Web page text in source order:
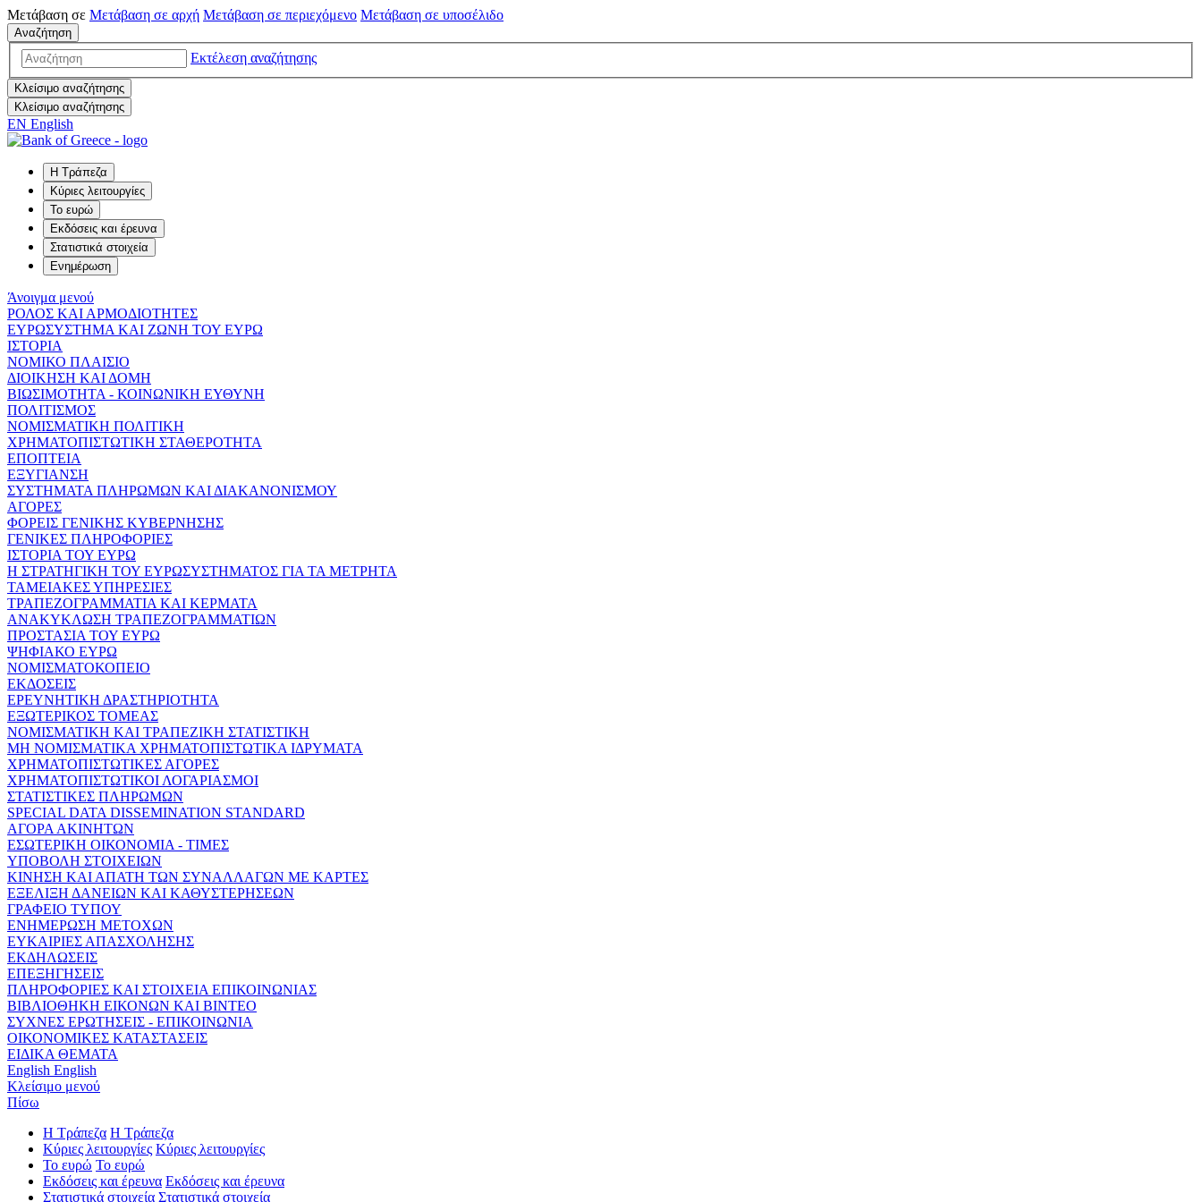
Μετάβαση σε Μετάβαση σε αρχή Μετάβαση σε περιεχόμενο Μετάβαση σε υποσέλιδο
Αναζήτηση
Εκτέλεση αναζήτησης
Κλείσιμο αναζήτησης
Κλείσιμο αναζήτησης
EN English
Η Τράπεζα
Κύριες λειτουργίες
Το ευρώ
Εκδόσεις και έρευνα
Στατιστικά στοιχεία
Ενημέρωση
Άνοιγμα μενού
ΡΟΛΟΣ ΚΑΙ ΑΡΜΟΔΙΟΤΗΤΕΣ
ΕΥΡΩΣΥΣΤΗΜΑ ΚΑΙ ΖΩΝΗ ΤΟΥ ΕΥΡΩ
ΙΣΤΟΡΙΑ
ΝΟΜΙΚΟ ΠΛΑΙΣΙΟ
ΔΙΟΙΚΗΣΗ ΚΑΙ ΔΟΜΗ
ΒΙΩΣΙΜΟΤΗΤΑ - ΚΟΙΝΩΝΙΚΗ ΕΥΘΥΝΗ
ΠΟΛΙΤΙΣΜΟΣ
ΝΟΜΙΣΜΑΤΙΚΗ ΠΟΛΙΤΙΚΗ
ΧΡΗΜΑΤΟΠΙΣΤΩΤΙΚΗ ΣΤΑΘΕΡΟΤΗΤΑ
ΕΠΟΠΤΕΙΑ
ΕΞΥΓΙΑΝΣΗ
ΣΥΣΤΗΜΑΤΑ ΠΛΗΡΩΜΩΝ ΚΑΙ ΔΙΑΚΑΝΟΝΙΣΜΟΥ
ΑΓΟΡΕΣ
ΦΟΡΕΙΣ ΓΕΝΙΚΗΣ ΚΥΒΕΡΝΗΣΗΣ
ΓΕΝΙΚΕΣ ΠΛΗΡΟΦΟΡΙΕΣ
ΙΣΤΟΡΙΑ ΤΟΥ ΕΥΡΩ
Η ΣΤΡΑΤΗΓΙΚΗ ΤΟΥ ΕΥΡΩΣΥΣΤΗΜΑΤΟΣ ΓΙΑ ΤΑ ΜΕΤΡΗΤΑ
ΤΑΜΕΙΑΚΕΣ ΥΠΗΡΕΣΙΕΣ
ΤΡΑΠΕΖΟΓΡΑΜΜΑΤΙΑ ΚΑΙ ΚΕΡΜΑΤΑ
ΑΝΑΚΥΚΛΩΣΗ ΤΡΑΠΕΖΟΓΡΑΜΜΑΤΙΩΝ
ΠΡΟΣΤΑΣΙΑ ΤΟΥ ΕΥΡΩ
ΨΗΦΙΑΚΟ ΕΥΡΩ
ΝΟΜΙΣΜΑΤΟΚΟΠΕΙΟ
ΕΚΔΟΣΕΙΣ
ΕΡΕΥΝΗΤΙΚΗ ΔΡΑΣΤΗΡΙΟΤΗΤΑ
ΕΞΩΤΕΡΙΚΟΣ ΤΟΜΕΑΣ
ΝΟΜΙΣΜΑΤΙΚΗ ΚΑΙ ΤΡΑΠΕΖΙΚΗ ΣΤΑΤΙΣΤΙΚΗ
ΜΗ ΝΟΜΙΣΜΑΤΙΚΑ ΧΡΗΜΑΤΟΠΙΣΤΩΤΙΚΑ ΙΔΡΥΜΑΤΑ
ΧΡΗΜΑΤΟΠΙΣΤΩΤΙΚΕΣ ΑΓΟΡΕΣ
ΧΡΗΜΑΤΟΠΙΣΤΩΤΙΚΟΙ ΛΟΓΑΡΙΑΣΜΟΙ
ΣΤΑΤΙΣΤΙΚΕΣ ΠΛΗΡΩΜΩΝ
SPECIAL DATA DISSEMINATION STANDARD
ΑΓΟΡΑ ΑΚΙΝΗΤΩΝ
ΕΣΩΤΕΡΙΚΗ ΟΙΚΟΝΟΜΙΑ - ΤΙΜΕΣ
ΥΠΟΒΟΛΗ ΣΤΟΙΧΕΙΩΝ
ΚΙΝΗΣΗ ΚΑΙ ΑΠΑΤΗ ΤΩΝ ΣΥΝΑΛΛΑΓΩΝ ΜΕ ΚΑΡΤΕΣ
ΕΞΕΛΙΞΗ ΔΑΝΕΙΩΝ ΚΑΙ ΚΑΘΥΣΤΕΡΗΣΕΩΝ
ΓΡΑΦΕΙΟ ΤΥΠΟΥ
ΕΝΗΜΕΡΩΣΗ ΜΕΤΟΧΩΝ
ΕΥΚΑΙΡΙΕΣ ΑΠΑΣΧΟΛΗΣΗΣ
ΕΚΔΗΛΩΣΕΙΣ
ΕΠΕΞΗΓΗΣΕΙΣ
ΠΛΗΡΟΦΟΡΙΕΣ ΚΑΙ ΣΤΟΙΧΕΙΑ ΕΠΙΚΟΙΝΩΝΙΑΣ
ΒΙΒΛΙΟΘΗΚΗ ΕΙΚΟΝΩΝ ΚΑΙ ΒΙΝΤΕΟ
ΣΥΧΝΕΣ ΕΡΩΤΗΣΕΙΣ - ΕΠΙΚΟΙΝΩΝΙΑ
ΟΙΚΟΝΟΜΙΚΕΣ ΚΑΤΑΣΤΑΣΕΙΣ
ΕΙΔΙΚΑ ΘΕΜΑΤΑ
English English
Κλείσιμο μενού
Πίσω
Η Τράπεζα Η Τράπεζα
Κύριες λειτουργίες Κύριες λειτουργίες
Το ευρώ Το ευρώ
Εκδόσεις και έρευνα Εκδόσεις και έρευνα
Στατιστικά στοιχεία Στατιστικά στοιχεία